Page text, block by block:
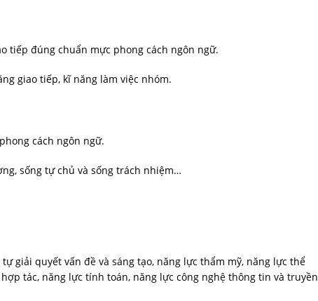
tiếp đúng chuẩn mực phong cách ngôn ngữ.
giao tiếp, kĩ năng làm việc nhóm.
cách ngôn ngữ.
sống tự chủ và sống trách nhiệm…
quyết vấn đề và sáng tạo, năng lực thẩm mỹ, năng lực thể
tác, năng lực tính toán, năng lực công nghệ thông tin và truyền